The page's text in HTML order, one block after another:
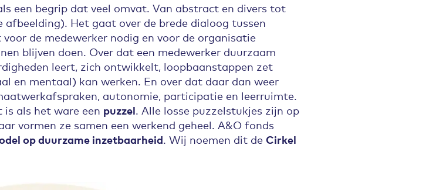
een begrip dat veel omvat. Van abstract en divers tot
Het gaat over de brede dialoog tussen
de medewerker nodig en voor de organisatie
blijven doen. Over dat een medewerker duurzaam
leert, zich ontwikkelt, loopbaanstappen zet
en mentaal) kan werken. En over dat daar dan weer
autonomie, participatie en leerruimte.
als het ware een puzzel. Alle losse puzzelstukjes zijn op
vormen ze samen een werkend geheel. A&O fonds
op duurzame inzetbaarheid. Wij noemen dit de Cirkel